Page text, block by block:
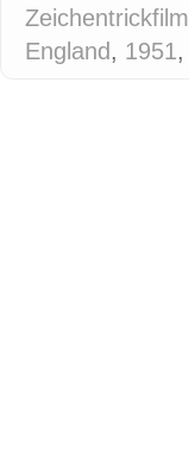
Zeichentrickfilm
England , 1951,